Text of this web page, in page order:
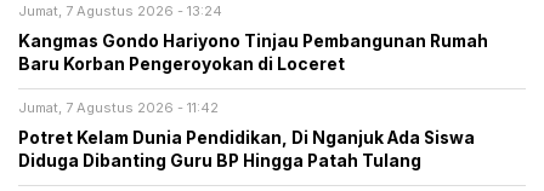
Jumat, 7 Agustus 2026 - 13:24
Kangmas Gondo Hariyono Tinjau Pembangunan Rumah
Baru Korban Pengeroyokan di Loceret
Jumat, 7 Agustus 2026 - 11:42
Potret Kelam Dunia Pendidikan, Di Nganjuk Ada Siswa
Diduga Dibanting Guru BP Hingga Patah Tulang